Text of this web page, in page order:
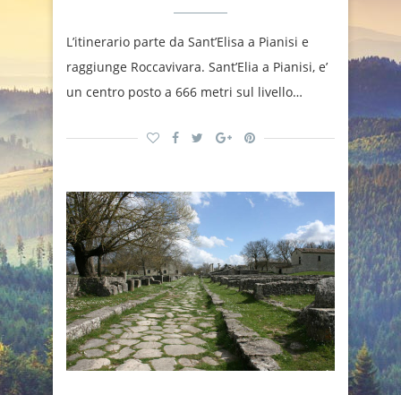
L’itinerario parte da Sant’Elisa a Pianisi e
raggiunge Roccavivara. Sant’Elia a Pianisi, e’
un centro posto a 666 metri sul livello…